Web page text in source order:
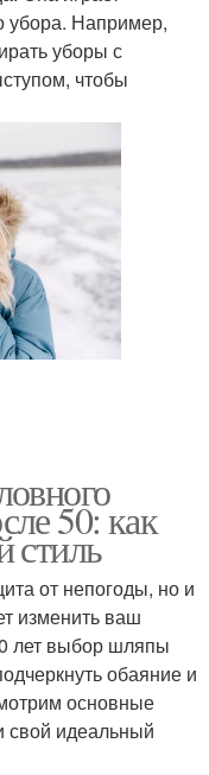
убора. Например,
уборы с
чтобы
50: как
стиль
от непогоды, но и
изменить ваш
лет выбор шляпы
обаяние и
основные
свой идеальный